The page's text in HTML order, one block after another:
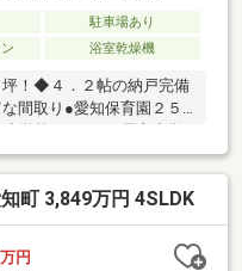
駐車場あり
浴室乾燥機
！◆４．２帖の納戸完備
間取り●愛知保育園２５
レブン２７０ｍ●ツルハ
ｍ●愛知公園２８０ｍ≪２
ーニング、白蟻点検
町 3,849万円 4SLDK
万円